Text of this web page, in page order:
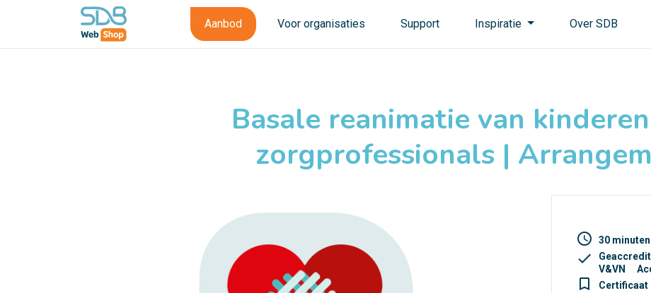
Aanbod Voor organisaties Support Inspiratie Over SDB
Basale reanimatie van
zorgprofessionals |
access_time 30 minuten
check
V&VN
turned_in_not Certificaat